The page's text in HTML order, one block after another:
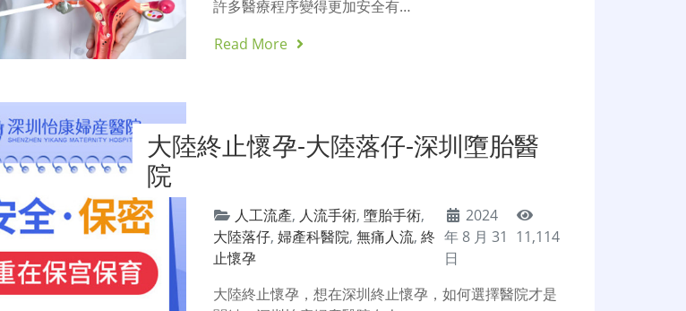
許多醫療程序變得更加安全有…
Read More
大陸終止懷孕-大陸落仔-深圳墮胎醫
院
人工流產, 人流手術,墮胎手術,
大陸落仔,婦產科醫院,無痛人流,終
止懷孕
2024
年 8 月 31
日
11,114
大陸終止懷孕，想在深圳終止懷孕，如何選擇醫院才是